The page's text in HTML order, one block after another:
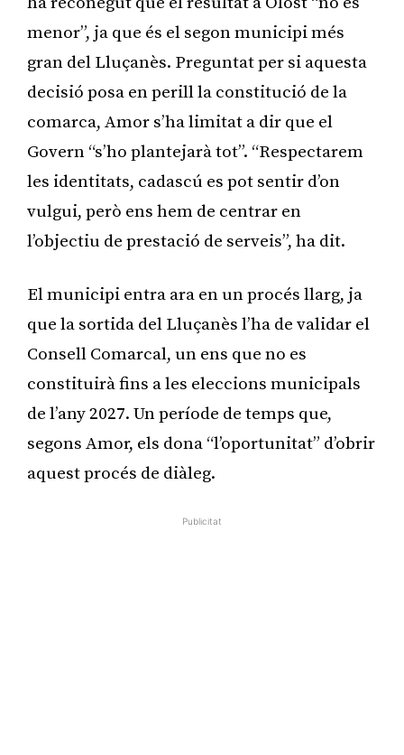
menor”, ja que és el segon municipi més
gran del Lluçanès. Preguntat per si aquesta
decisió posa en perill la constitució de la
comarca, Amor s’ha limitat a dir que el
Govern “s’ho plantejarà tot”. “Respectarem
les identitats, cadascú es pot sentir d’on
vulgui, però ens hem de centrar en
l’objectiu de prestació de serveis”, ha dit.
El municipi entra ara en un procés llarg, ja
que la sortida del Lluçanès l’ha de validar el
Consell Comarcal, un ens que no es
constituirà fins a les eleccions municipals
de l’any 2027. Un període de temps que,
segons Amor, els dona “l’oportunitat” d’obrir
aquest procés de diàleg.
Publicitat